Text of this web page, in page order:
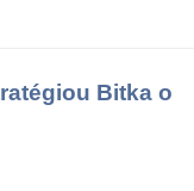
Bitka o